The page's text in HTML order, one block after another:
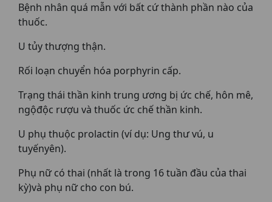
Bệnh nhân quá mẫn với bất cứ thành phần nào của
thuốc.
U tủy thượng thận.
Rối loạn chuyển hóa porphyrin cấp.
Trạng thái thần kinh trung ương bị ức chế, hôn mê,
ngộđộc rượu và thuốc ức chế thần kinh.
U phụ thuộc prolactin (ví dụ: Ung thư vú, u
tuyếnyên).
Phụ nữ có thai (nhất là trong 16 tuần đầu của thai
kỳ)và phụ nữ cho con bú.